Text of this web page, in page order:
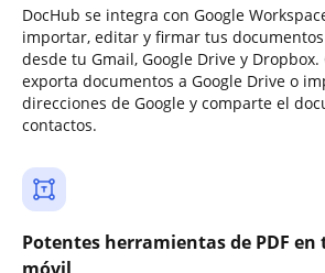
DocHub se integra con Google
importar, editar y firmar tus
desde tu Gmail, Google Drive y
exporta documentos a Google Drive o
direcciones de Google y comparte el
contactos.
Potentes herramientas de PDF